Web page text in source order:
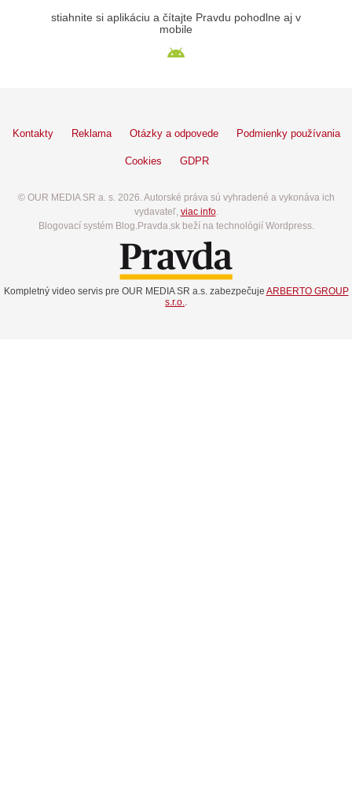
stiahnite si aplikáciu a čítajte Pravdu pohodlne aj v
mobile
Kontakty Reklama Otázky a odpovede Podmienky používania
Cookies GDPR
© OUR MEDIA SR a. s. 2026. Autorské práva sú vyhradené a vykonáva ich
vydavateľ, viac info.
Blogovací systém Blog.Pravda.sk beží na technológií Wordpress.
Kompletný video servis pre OUR MEDIA SR a.s. zabezpečuje ARBERTO GROUP
s.r.o.